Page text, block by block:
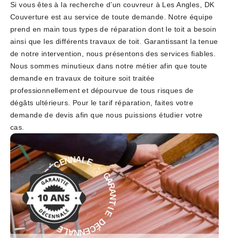
Si vous êtes à la recherche d’un couvreur à Les Angles, DK
Couverture est au service de toute demande. Notre équipe
prend en main tous types de réparation dont le toit a besoin
ainsi que les différents travaux de toit. Garantissant la tenue
de notre intervention, nous présentons des services fiables.
Nous sommes minutieux dans notre métier afin que toute
demande en travaux de toiture soit traitée
professionnellement et dépourvue de tous risques de
dégâts ultérieurs. Pour le tarif réparation, faites votre
demande de devis afin que nous puissions étudier votre
cas.
G
A
R
A
N
T
I
E
D
É
C
E
N
NALE - GAR
A
N
T
I
E
D
É
C
E
N
N
A
L
E
-